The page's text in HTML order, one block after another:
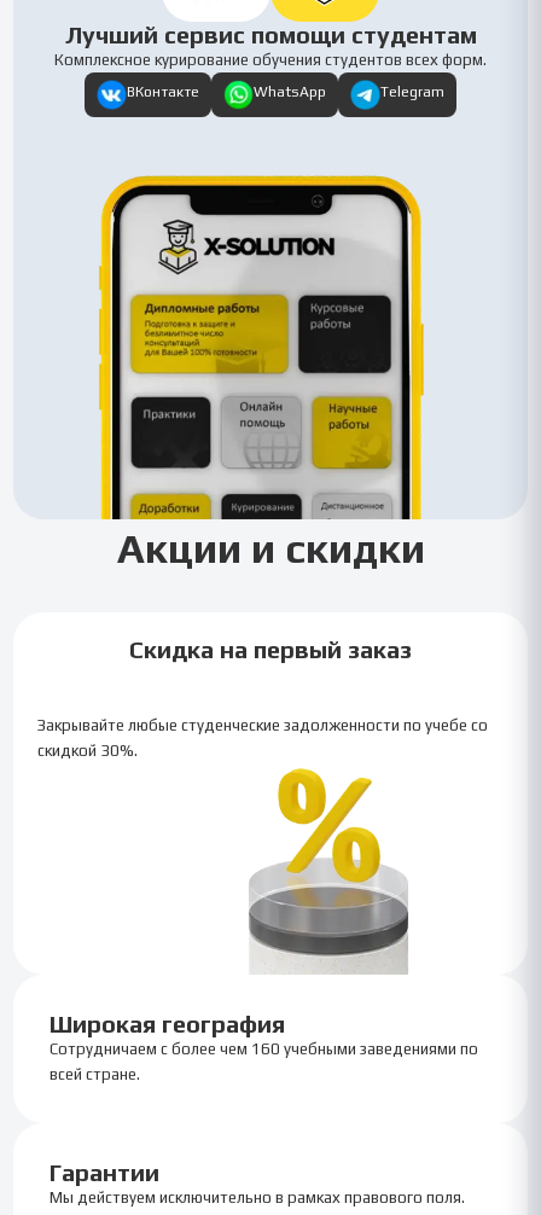
Лучший сервис помощи студентам
Комплексное курирование обучения студентов всех форм.
ВКонтакте WhatsApp Telegram
Акции и скидки
Скидка на первый заказ
Закрывайте любые студенческие задолженности по учебе со
скидкой 30%.
Широкая география
Сотрудничаем с более чем 160 учебными заведениями по
всей стране.
Гарантии
Мы действуем исключительно в рамках правового поля.